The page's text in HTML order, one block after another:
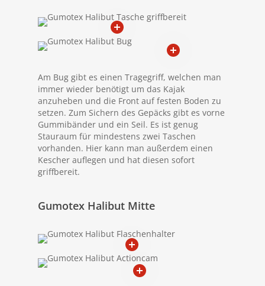
Am Bug gibt es einen Tragegriff, welchen man
immer wieder benötigt um das Kajak
anzuheben und die Front auf festen Boden zu
setzen. Zum Sichern des Gepäcks gibt es vorne
Gummibänder und ein Seil. Es ist genug
Stauraum für mindestens zwei Taschen
vorhanden. Hier kann man außerdem einen
Kescher auflegen und hat diesen sofort
griffbereit.
Gumotex Halibut Mitte